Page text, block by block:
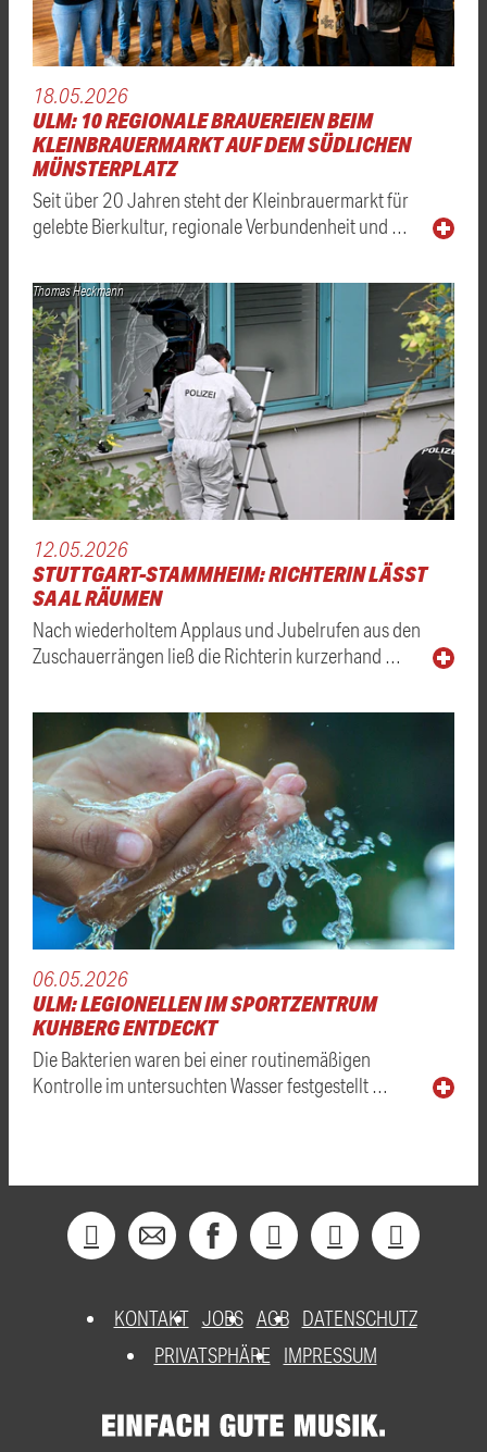
18.05.2026
ULM: 10 REGIONALE BRAUEREIEN BEIM
KLEINBRAUERMARKT AUF DEM SÜDLICHEN
MÜNSTERPLATZ
Seit über 20 Jahren steht der Kleinbrauermarkt für
gelebte Bierkultur, regionale Verbundenheit und …
Thomas Heckmann
12.05.2026
STUTTGART-STAMMHEIM: RICHTERIN LÄSST
SAAL RÄUMEN
Nach wiederholtem Applaus und Jubelrufen aus den
Zuschauerrängen ließ die Richterin kurzerhand …
06.05.2026
ULM: LEGIONELLEN IM SPORTZENTRUM
KUHBERG ENTDECKT
Die Bakterien waren bei einer routinemäßigen
Kontrolle im untersuchten Wasser festgestellt …
KONTAKT JOBS AGB DATENSCHUTZ
PRIVATSPHÄRE
IMPRESSUM